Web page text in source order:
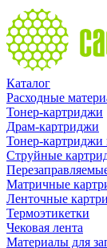
Каталог
Расходные
Тонер-картриджи
Драм-картриджи
Тонер-
Струйные
Матричные
Ленточные
Термоэтикетки
Чековая лента
Материалы для